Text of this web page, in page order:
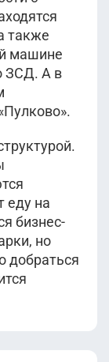
также
машине
ЗСД. А в
еду на
бизнес-
но
добраться